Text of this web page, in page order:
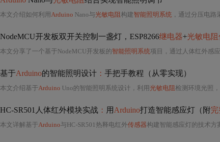
本文介绍如何利用Arduino Nano与光敏电阻 构建智能照明系统 ，通过分压电路采集环境光强度，结合迟滞控
NodeMCU开发板双开关控制一盏灯，ESP8266继电器+光敏电
本文分享了一个基于NodeMCU开发板的智能照明系统项目，通过人体红外感
基于Arduino的智能照明设计 ： 手把手教程（从零实现）
本文介绍基于Arduino Uno的智能照明系统设计，利用 光敏电阻 检测环境光照
HC-SR501人体红外模块实战 ： 用 Arduino打造智能感应灯（附
本文详解基于Arduino与HC-SR501热释电红外传感器构建智能感应灯的技术方案，